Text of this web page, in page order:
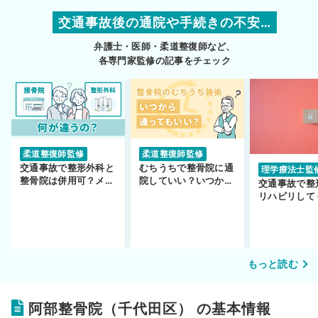
交通事故後の通院や手続きの不安…
弁護士・医師・柔道整復師など、
各専門家監修の記事をチェック
柔道整復師監修
交通事故で整形外科と
整骨院は併用可？メリ
柔道整復師監修
むちうちで整骨院に通
院していい？いつから
理学療法士監
交通事故で整
リハビリして
もっと読む
阿部整骨院（千代田区） の基本情報